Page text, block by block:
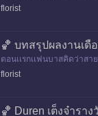
จริงหอบเเดก ในทางกลับกัน
florist
🏀 บทสรุปผลงานเดือ
ตอนเเรกเเฟนบาสคิดว่าสา
า, Denver เเละจรวดที่เเพ้ไ
florist
🏀 Duren เต็งจ๋าราง